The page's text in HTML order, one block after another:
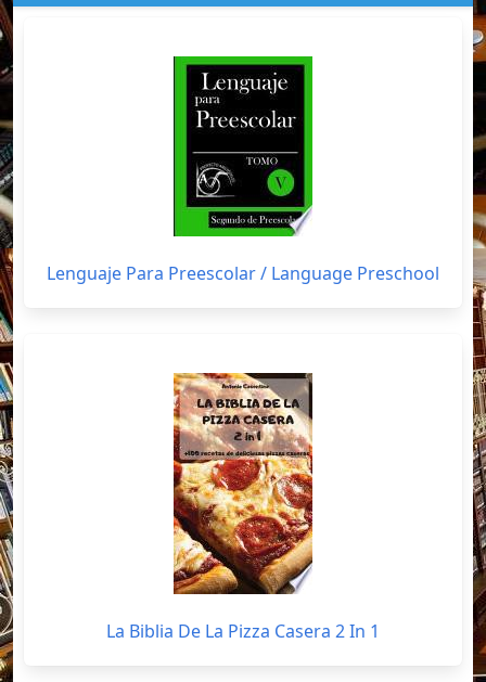
Lenguaje Para Preescolar / Language Preschool
La Biblia De La Pizza Casera 2 In 1